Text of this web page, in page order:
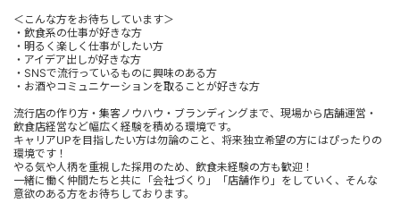
＜こんな方をお待ちしています＞
・飲食系の仕事が好きな方
・明るく楽しく仕事がしたい方
・アイデア出しが好きな方
・SNSで流行っているものに興味のある方
・お酒やコミュニケーションを取ることが好きな方
流行店の作り方・集客ノウハウ・ブランディングまで、現場から店舗運営・
飲食店経営など幅広く経験を積める環境です。
キャリアUPを目指したい方は勿論のこと、将来独立希望の方にはぴったりの
環境です！
やる気や人柄を重視した採用のため、飲食未経験の方も歓迎！
一緒に働く仲間たちと共に「会社づくり」「店舗作り」をしていく、そんな
意欲のある方をお待ちしております。